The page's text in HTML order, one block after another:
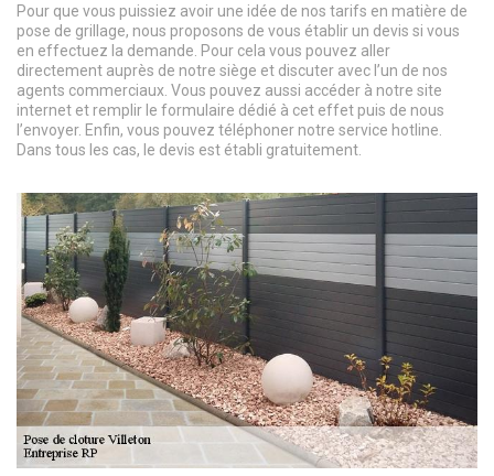
Pour que vous puissiez avoir une idée de nos tarifs en matière de
pose de grillage, nous proposons de vous établir un devis si vous
en effectuez la demande. Pour cela vous pouvez aller
directement auprès de notre siège et discuter avec l’un de nos
agents commerciaux. Vous pouvez aussi accéder à notre site
internet et remplir le formulaire dédié à cet effet puis de nous
l’envoyer. Enfin, vous pouvez téléphoner notre service hotline.
Dans tous les cas, le devis est établi gratuitement.